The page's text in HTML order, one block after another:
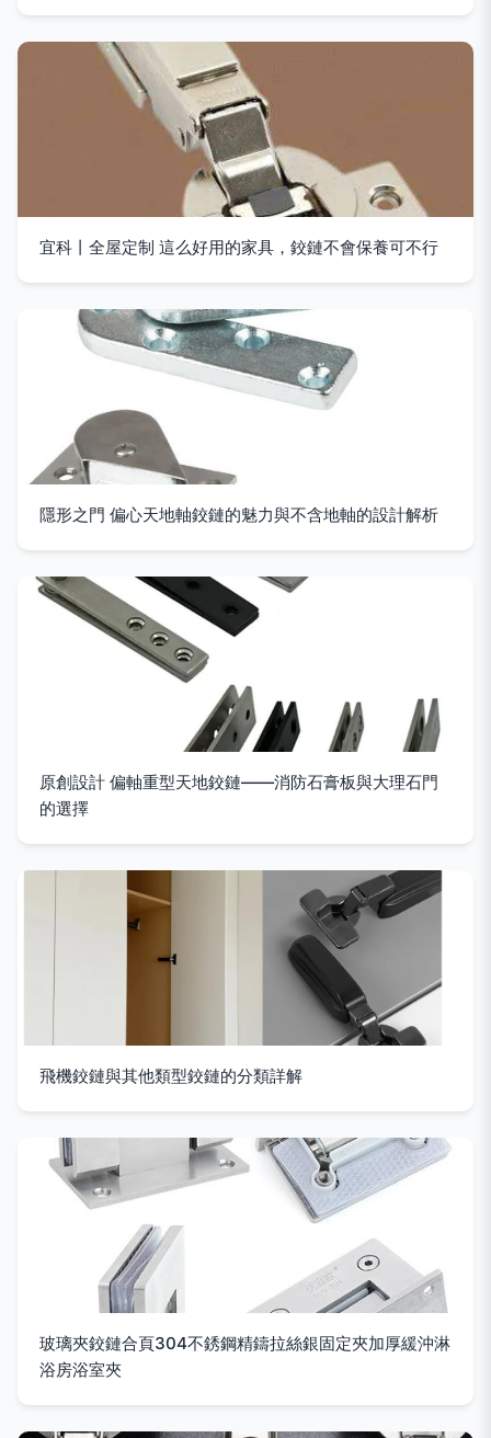
宜科丨全屋定制 這么好用的家具，鉸鏈不會保養可不行
隱形之門 偏心天地軸鉸鏈的魅力與不含地軸的設計解析
原創設計 偏軸重型天地鉸鏈——消防石膏板與大理石門
的選擇
飛機鉸鏈與其他類型鉸鏈的分類詳解
玻璃夾鉸鏈合頁304不銹鋼精鑄拉絲銀固定夾加厚緩沖淋
浴房浴室夾